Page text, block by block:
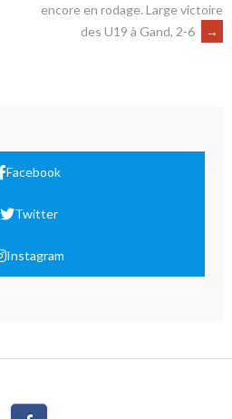
encore en rodage. Large victoire
des U19 à Gand, 2-6
→
Facebook
Twitter
Instagram